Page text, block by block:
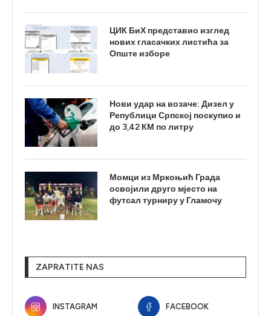
ЦИК БиХ представио изглед
нових гласачких листића за
Опште изборе
Нови удар на возаче: Дизел у
Републици Српској поскупио и
до 3,42 КМ по литру
Момци из Мркоњић Града
освојили друго мјесто на
футсал турниру у Гламочу
ZAPRATITE NAS
INSTAGRAM FACEBOOK